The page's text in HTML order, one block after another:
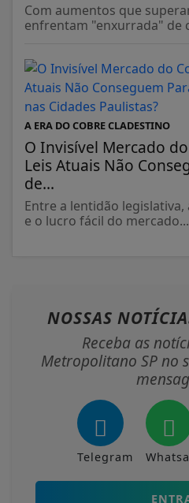
Com aumentos que
enfrentam "enxurrada" de
A ERA DO COBRE CLADESTINO
O Invisível Mercado
Leis Atuais Não
de...
Entre a lentidão legislativa,
e o lucro fácil do mercado...
NOSSAS
Receba as
Metropolitano SP no
Telegram